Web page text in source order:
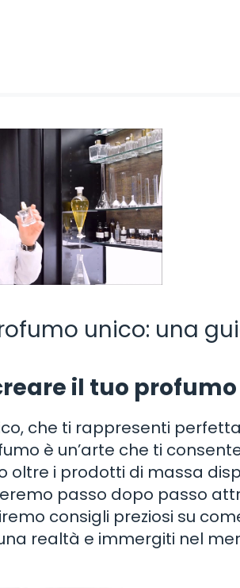
unico: una
il tuo
che ti rappresenti
è un’arte che ti
i prodotti di massa
passo dopo passo
consigli preziosi su
realtà e immergiti nel